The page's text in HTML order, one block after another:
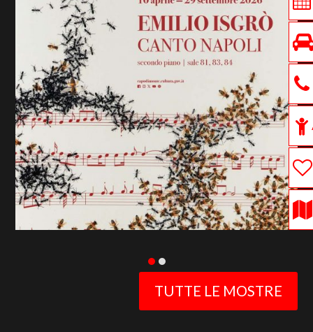
TUTTE LE MOSTRE